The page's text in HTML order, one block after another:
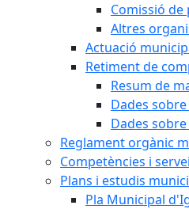
Comissió
Altres
Actuació
Retiment de
Resum de
Dades
Dades
Reglament orgànic
Competències i
Plans i estudis
Pla Municipal